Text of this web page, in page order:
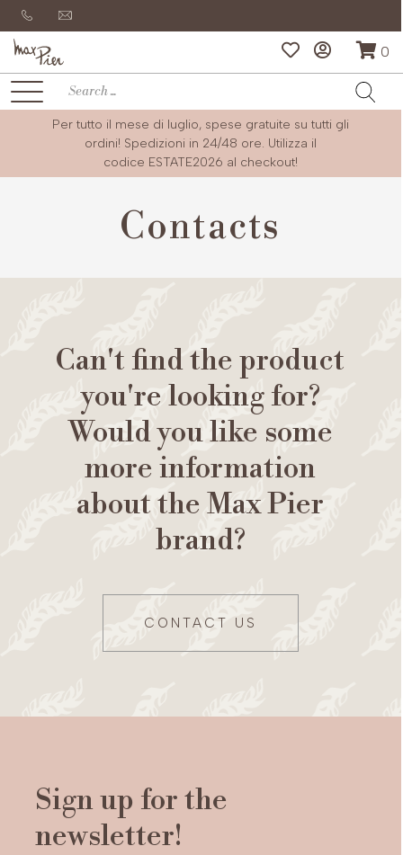
0
Per tutto il mese di luglio, spese gratuite su tutti gli
ordini! Spedizioni in 24/48 ore. Utilizza il
codice ESTATE2026 al checkout!
Contacts
Can't find the product
you're looking for?
Would you like some
more information
about the Max Pier
brand?
CONTACT US
Sign up for the
newsletter!